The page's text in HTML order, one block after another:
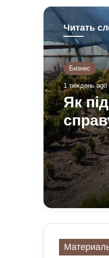
Читать
Бизнес
1 тиждень ago
Як